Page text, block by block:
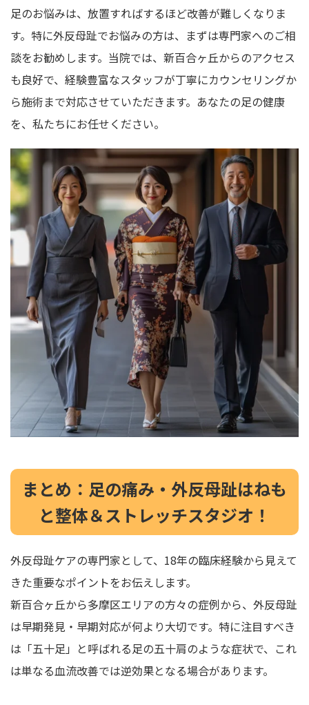
足のお悩みは、放置すればするほど改善が難しくなりま
す。特に外反母趾でお悩みの方は、まずは専門家へのご相
談をお勧めします。当院では、新百合ヶ丘からのアクセス
も良好で、経験豊富なスタッフが丁寧にカウンセリングか
ら施術まで対応させていただきます。あなたの足の健康
を、私たちにお任せください。
まとめ：足の痛み・外反母趾はねも
と整体＆ストレッチスタジオ！
外反母趾ケアの専門家として、18年の臨床経験から見えて
きた重要なポイントをお伝えします。
新百合ヶ丘から多摩区エリアの方々の症例から、外反母趾
は早期発見・早期対応が何より大切です。特に注目すべき
は「五十足」と呼ばれる足の五十肩のような症状で、これ
は単なる血流改善では逆効果となる場合があります。